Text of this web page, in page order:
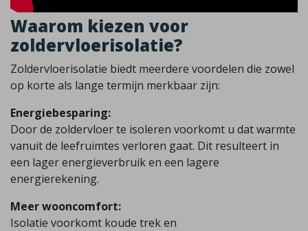
Waarom kiezen voor
zoldervloerisolatie?
Zoldervloerisolatie biedt meerdere voordelen die zowel
op korte als lange termijn merkbaar zijn:
Energiebesparing:
Door de zoldervloer te isoleren voorkomt u dat warmte
vanuit de leefruimtes verloren gaat. Dit resulteert in
een lager energieverbruik en een lagere
energierekening.
Meer wooncomfort:
Isolatie voorkomt koude trek en